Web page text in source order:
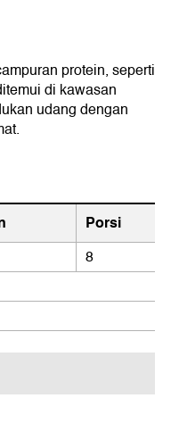
protein, seperti
di kawasan
udang dengan
Porsi
8